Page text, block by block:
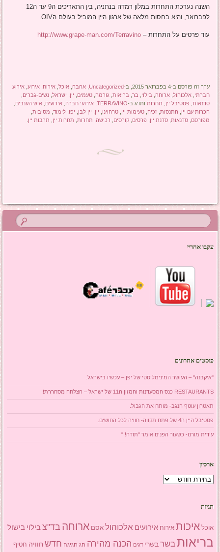
השנה נערכת התחרות במלון רמדה בנתניה, בין התאריכים ה9 עד ה12
לפברואר, והיא בחסות מלאה של ארגון היין המוביל בעולם הOIV.
עוד פרטים על התחרות –http://www.grape-man.com/Terravino
ערך זה פורסם ב-4 בפברואר 2015, ב- Uncategorized
,אהבה ,אוכל ,אירוח ,אירוע ,אירוע
חברתי ,אלכוהול ,ארוחה בילוי בר בריאות גורמה ,טעמים יין ישראל ,נשים-גברים
סדנאות פסטיבל יין תחרות ותויג ב-TERRAVINO
,אירועי חברה ,אירועים ,איש הענבים
הכרות עם יין
התנסות ,זכיה ,טעימות יין ,טרהוינו יין יין לבן יפו ,לימוד מסיבות
מפורסם ,סדנאות ,סדנת יין פרסים ,קורסים רכישה תחרות תחרות יין תרבות יין
עקבו אחריי
פוסטים אחרונים
"איקבנה" – העושר המינימליסטי של יפן – עכשיו בישראל.
RESTAURANTS כנס המסעדנות והמזון ה11 של ישראל – הצלחה מסחררת!
תאטרון עוטף הנגב- מותח את הגבול.
פסטיבל היין ה4 של פתח תקווה- חוויה לכל החושים.
עידית מורנו- כשעור הפנים אומר "תודה!!"
ארכיון
ארכיון
תגיות
אוכל איכות אירוח אירועים אלכוהול אסם ארוחה בד"צ בילוי בישול
בריאותבשר בשרי דגים הכנה מהירה חג חגיגה חדש חוויה חטיף